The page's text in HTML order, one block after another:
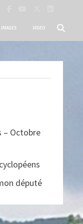
IMAGES VIDEO
– Octobre
député